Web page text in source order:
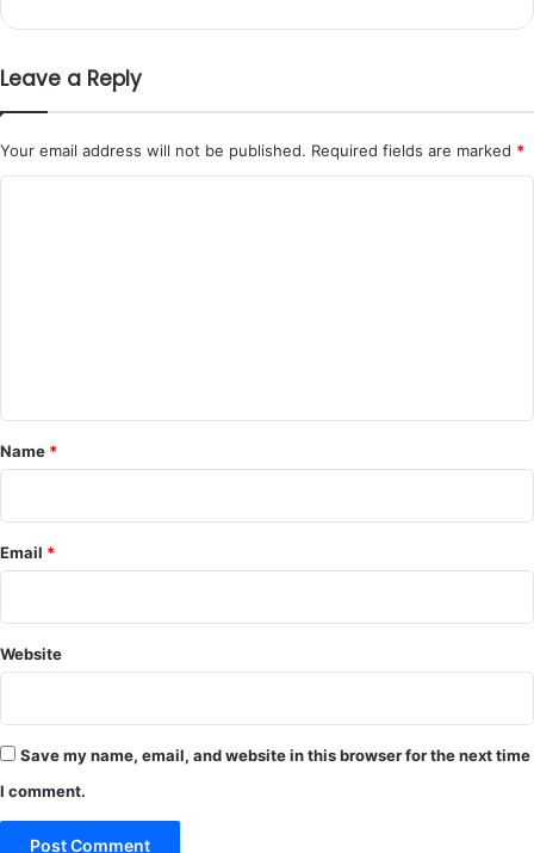
Leave a Reply
Your email address will not be published. Required fields are marked *
*
Name *
Email *
Website
Save my name, email, and website in this browser for the next time
I comment.